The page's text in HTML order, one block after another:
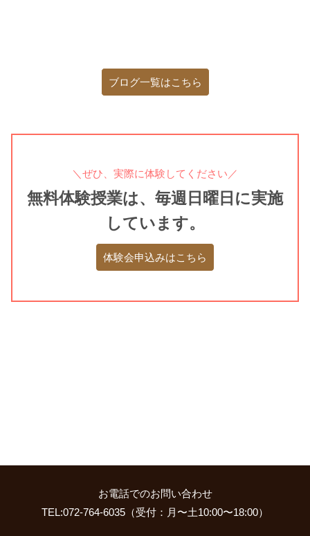
ブログ一覧はこちら
＼ぜひ、実際に体験してください／
無料体験授業は、毎週日曜日に実施
しています。
体験会申込みはこちら
お電話でのお問い合わせ
TEL:072-764-6035（受付：月〜土10:00〜18:00）